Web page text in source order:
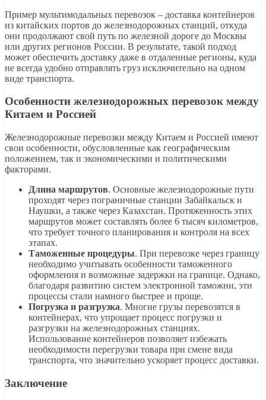
Пример мультимодальных перевозок – доставка контейнеров
из китайских портов до железнодорожных станций, откуда
они продолжают свой путь по железной дороге до Москвы
или других регионов России. В результате, такой подход
может обеспечить доставку даже в отдаленные регионы, куда
не всегда удобно отправлять груз исключительно на одном
виде транспорта.
Особенности железнодорожных перевозок между
Китаем и Россией
Железнодорожные перевозки между Китаем и Россией имеют
свои особенности, обусловленные как географическим
положением, так и экономическими и политическими
факторами.
Длина маршрутов. Основные железнодорожные пути
проходят через пограничные станции Забайкальск и
Наушки, а также через Казахстан. Протяженность этих
маршрутов может составлять более 6 тысяч километров,
что требует точного планирования и контроля на всех
этапах.
Таможенные процедуры. При перевозке через границу
необходимо учитывать особенности таможенного
оформления и возможные задержки на границе. Однако,
благодаря развитию систем электронной таможни, эти
процессы стали намного быстрее и проще.
Погрузка и разгрузка. Многие грузы перевозятся в
контейнерах, что упрощает процесс погрузки и
разгрузки на железнодорожных станциях.
Использование контейнеров позволяет избежать
необходимости перегрузки товара при смене вида
транспорта, что значительно ускоряет процесс доставки.
Заключение